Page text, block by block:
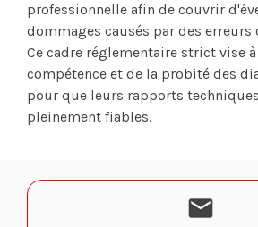
professionnelle afin de couvrir
dommages causés par des erreurs
Ce cadre réglementaire strict vise
compétence et de la probité des
pour que leurs rapports
pleinement fiables.
mail